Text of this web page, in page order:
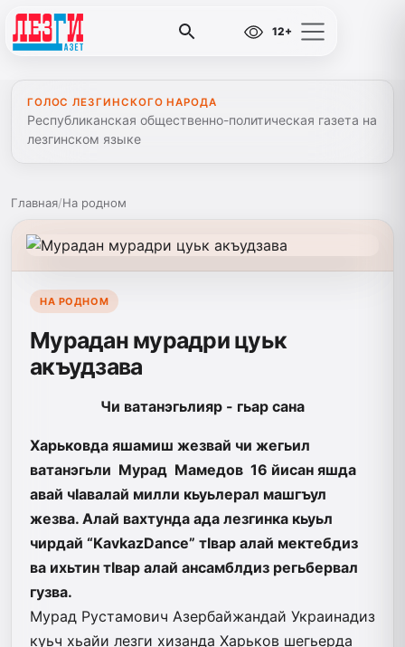
12+
ГОЛОС ЛЕЗГИНСКОГО НАРОДА
Республиканская общественно-политическая газета на
лезгинском языке
Главная/На родном
НА РОДНОМ
Мурадан мурадри цуьк
акъудзава
Чи ватанэгьлияр - гьар сана
Харьковда яшамиш жезвай чи жегьил
ватанэгьли Мурад Мамедов 16 йисан яшда
авай чIавалай милли кьуьлерал машгъул
жезва. Алай вахтунда ада лезгинка кьуьл
чирдай “KavkazDance” тIвар алай мектебдиз
ва ихьтин тIвар алай ансамблдиз регьбервал
гузва.
Мурад Рустамович Азербайжандай Украинадиз
куьч хьайи лезги хизанда Харьков шегьерда